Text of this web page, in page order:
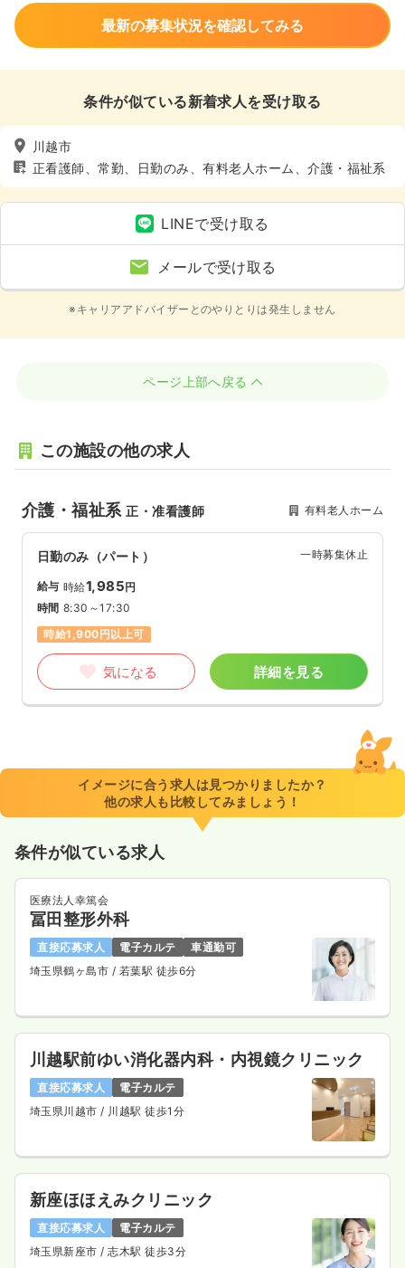
最新の募集状況を確認してみる
条件が似ている新着求人を受け取る
川越市
正看護師、常勤、日勤のみ、有料老人ホーム、介護・福祉系
LINEで受け取る
メールで受け取る
※キャリアアドバイザーとのやりとりは発生しません
ページ上部へ戻る
この施設の他の求人
介護・福祉系正・准看護師 有料老人ホーム
日勤のみ（パート） 一時募集休止
給与 時給1,985円
時間 8:30～17:30
時給1,900円以上可
気になる 詳細を見る
イメージに合う求人は見つかりましたか？
他の求人も比較してみましょう！
条件が似ている求人
医療法人幸篤会
冨田整形外科
直接応募求人 電子カルテ
車通勤可
埼玉県鶴ヶ島市 / 若葉駅 徒歩6分
川越駅前ゆい消化器内科・内視鏡クリニック
直接応募求人
電子カルテ
埼玉県川越市 / 川越駅 徒歩1分
新座ほほえみクリニック
直接応募求人
電子カルテ
埼玉県新座市 / 志木駅 徒歩3分